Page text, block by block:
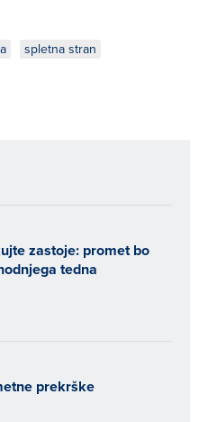
spletna stran
zastoje: promet bo
tedna
prekrške